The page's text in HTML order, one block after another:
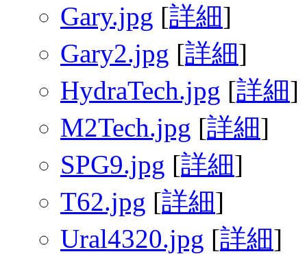
Gary.jpg [詳細]
Gary2.jpg [詳細]
HydraTech.jpg [詳細]
M2Tech.jpg [詳細]
SPG9.jpg [詳細]
T62.jpg [詳細]
Ural4320.jpg [詳細]